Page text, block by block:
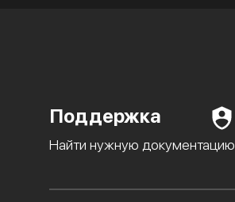
Поддержка
Найти нужную документацию